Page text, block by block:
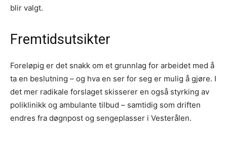
blir valgt.
Fremtidsutsikter
Foreløpig er det snakk om et grunnlag for arbeidet med å
ta en beslutning – og hva en ser for seg er mulig å gjøre. I
det mer radikale forslaget skisserer en også styrking av
poliklinikk og ambulante tilbud – samtidig som driften
endres fra døgnpost og sengeplasser i Vesterålen.